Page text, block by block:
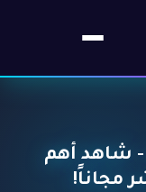
كورة لايف - koora live - شاهد أهم
مجاناً!